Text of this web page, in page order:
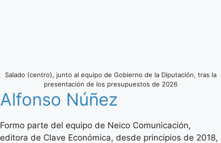
Salado (centro), junto al equipo de Gobierno de la Diputación, tras la
presentación de los presupuestos de 2026
Alfonso Núñez
Formo parte del equipo de Neico Comunicación,
editora de Clave Económica, desde principios de 2018,